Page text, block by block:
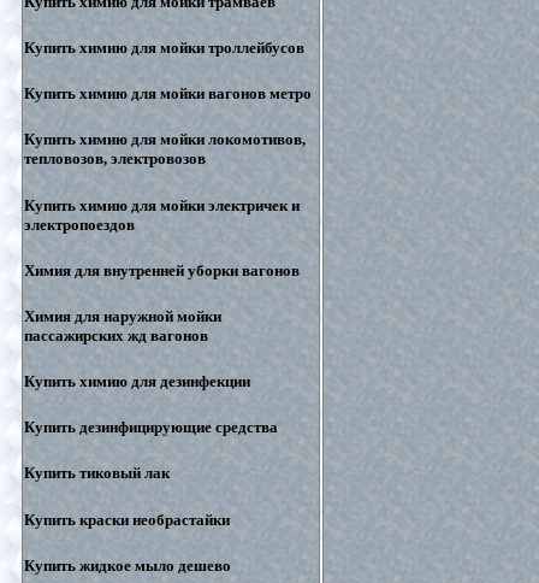
Купить химию для мойки троллейбусов
Купить химию для мойки вагонов метро
Купить химию для мойки локомотивов,
тепловозов, электровозов
Купить химию для мойки электричек и
электропоездов
Химия для внутренней уборки вагонов
Химия для наружной мойки
пассажирских жд вагонов
Купить химию для дезинфекции
Купить дезинфицирующие средства
Купить тиковый лак
Купить краски необрастайки
Купить жидкое мыло дешево